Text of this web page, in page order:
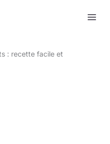
: recette facile et